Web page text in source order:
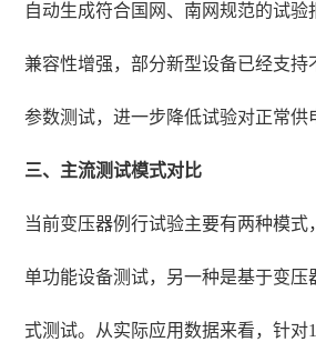
自动生成符合国网、南网规范的试验
兼容性增强，部分新型设备已经支持
参数测试，进一步降低试验对正常供
三、主流测试模式对比
当前变压器例行试验主要有两种模式
单功能设备测试，另一种是基于变压
式测试。从实际应用数据来看，针对